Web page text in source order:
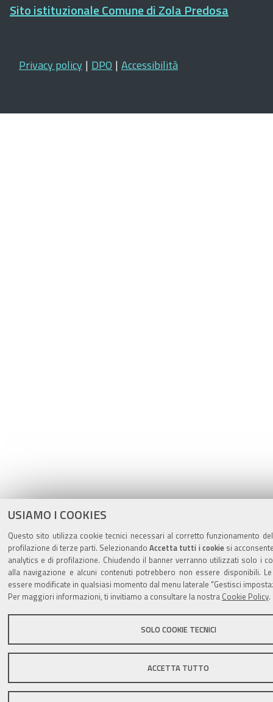
USIAMO I COOKIES
Questo sito utilizza cookie tecnici necessari al corretto funzionamento
profilazione di terze parti. SelezionandoAccetta tutti i cookiesi
analytics e di profilazione. Chiudendo il banner verranno utilizzati solo i
alla navigazione e alcuni contenuti potrebbero non essere disponibili.
essere modificate in qualsiasi momento dal menu laterale "Gestisci
Per maggiori informazioni, ti invitiamo a consultare la nostra Cookie Policy.
SOLO COOKIE TECNICI
ACCETTA TUTTO
Sito istituzionale Comune di Zola Predosa
Privacy policy | DPO | Accessibilità